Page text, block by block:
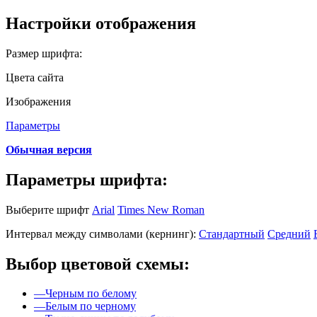
Настройки отображения
Размер шрифта:
Цвета сайта
Изображения
Параметры
Обычная версия
Параметры шрифта:
Выберите шрифт Arial Times New Roman
Интервал между символами (кернинг): Стандартный Средний
Выбор цветовой схемы:
—Черным по белому
—Белым по черному